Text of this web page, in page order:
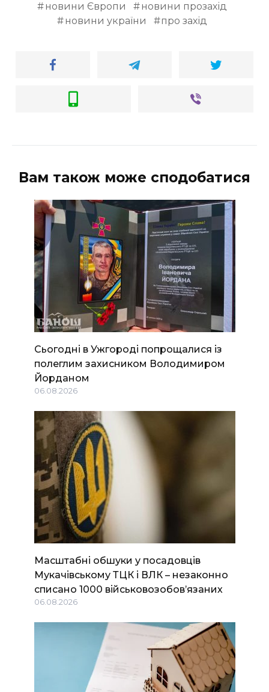
новини Європи
новини прозахід
новини україни
про захід
Вам також може сподобатися
Сьогодні в Ужгороді попрощалися із
полеглим захисником Володимиром
Йорданом
06.08.2026
Масштабні обшуки у посадовців
Мукачівському ТЦК і ВЛК – незаконно
списано 1000 військовозобов’язаних
06.08.2026